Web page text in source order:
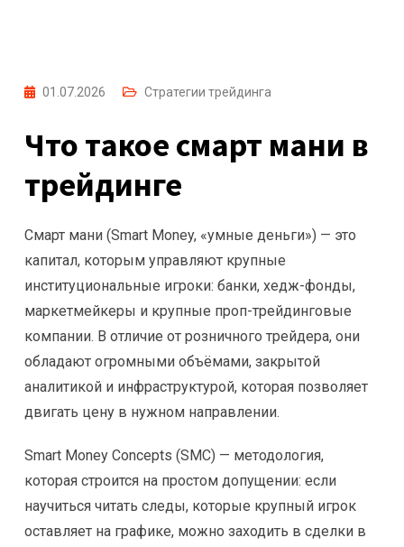
01.07.2026 Стратегии трейдинга
Что такое смарт мани в
трейдинге
Смарт мани (Smart Money, «умные деньги») — это
капитал, которым управляют крупные
институциональные игроки: банки, хедж-фонды,
маркетмейкеры и крупные проп-трейдинговые
компании. В отличие от розничного трейдера, они
обладают огромными объёмами, закрытой
аналитикой и инфраструктурой, которая позволяет
двигать цену в нужном направлении.
Smart Money Concepts (SMC) — методология,
которая строится на простом допущении: если
научиться читать следы, которые крупный игрок
оставляет на графике, можно заходить в сделки в